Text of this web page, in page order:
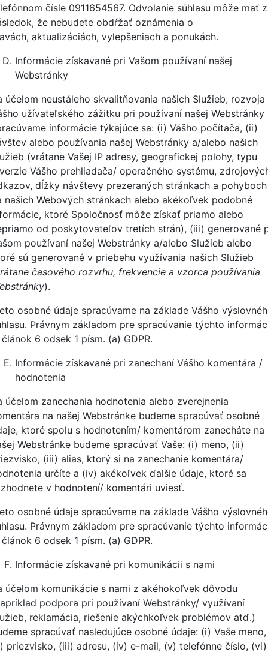
čísle 0911654567. Odvolanie súhlasu môže mať
že nebudete obdŕžať oznámenia o
aktualizáciách, vylepšeniach a ponukách.
Informácie získavané pri Vašom používaní našej
Webstránky
účelom neustáleho skvalitňovania našich Služieb, rozvoja
užívateľského zážitku pri používaní našej Webstránky
informácie týkajúce sa: (i) Vášho počítača, (ii)
alebo používania našej Webstránky a/alebo našich
(vrátane Vašej IP adresy, geografickej polohy, typu
Vášho prehliadača/ operačného systému,
dĺžky návštevy prezeraných stránkach a pohyboch
našich Webových stránkach alebo akékoľvek podobné
ktoré Spoločnosť môže získať priamo alebo
od poskytovateľov tretích strán), (iii) generované
používaní našej Webstránky a/alebo Služieb alebo
sú generované v priebehu využívania našich Služieb
časového rozvrhu, frekvencie a vzorca používania
).
osobné údaje spracúvame na základe Vášho
Právnym základom pre spracúvanie týchto
6 odsek 1 písm. (a) GDPR.
Informácie získavané pri zanechaní Vášho komentára /
hodnotenia
účelom zanechania hodnotenia alebo zverejnenia
na našej Webstránke budeme spracúvať osobné
ktoré spolu s hodnotením/ komentárom zanecháte na
Webstránke budeme spracúvať Vaše: (i) meno, (ii)
(iii) alias, ktorý si na zanechanie komentára/
určíte a (iv) akékoľvek ďalšie údaje, ktoré sa
v hodnotení/ komentári uviesť.
osobné údaje spracúvame na základe Vášho
Právnym základom pre spracúvanie týchto
6 odsek 1 písm. (a) GDPR.
Informácie získavané pri komunikácii s nami
účelom komunikácie s nami z akéhokoľvek dôvodu
podpora pri používaní Webstránky/ využívaní
reklamácia, riešenie akýchkoľvek problémov atď.)
spracúvať nasledujúce osobné údaje: (i) Vaše meno,
priezvisko, (iii) adresu, (iv) e-mail, (v) telefónne číslo, (vi)